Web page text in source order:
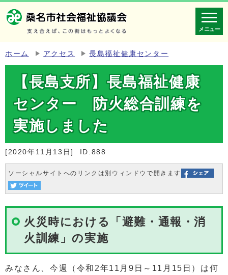
メニュー
ホーム アクセス 長島福祉健康センター
【長島支所】長島福祉健康
センター 防火総合訓練を
実施しました
[2020年11月13日] ID:888
ソーシャルサイトへのリンクは別ウィンドウで開きます
火災時における「避難・通報・消
火訓練」の実施
みなさん、今週（令和2年11月9日～11月15日）は何